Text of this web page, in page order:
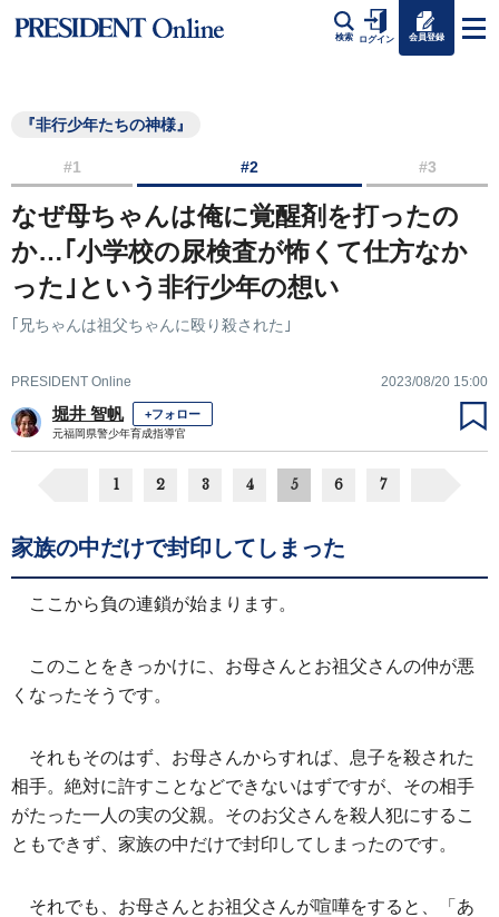
検索 ログイン 会員登録
『非行少年たちの神様』
#1 #2 #3
なぜ母ちゃんは俺に覚醒剤を打ったの
か…｢小学校の尿検査が怖くて仕方なか
った｣という非行少年の想い
｢兄ちゃんは祖父ちゃんに殴り殺された｣
PRESIDENT Online 2023/08/20 15:00
堀井 智帆 +フォロー
元福岡県警少年育成指導官
1 2 3 4 5 6 7
家族の中だけで封印してしまった
ここから負の連鎖が始まります。
このことをきっかけに、お母さんとお祖父さんの仲が悪
くなったそうです。
それもそのはず、お母さんからすれば、息子を殺された
相手。絶対に許すことなどできないはずですが、その相手
がたった一人の実の父親。そのお父さんを殺人犯にするこ
ともできず、家族の中だけで封印してしまったのです。
それでも、お母さんとお祖父さんが喧嘩をすると、「あ